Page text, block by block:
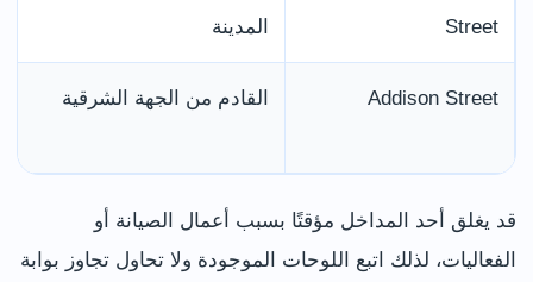
Street
المدينة
Addison Street القادم من الجهة الشرقية
قد يغلق أحد المداخل مؤقتًا بسبب أعمال الصيانة أو
الفعاليات، لذلك اتبع اللوحات الموجودة ولا تحاول تجاوز بوابة